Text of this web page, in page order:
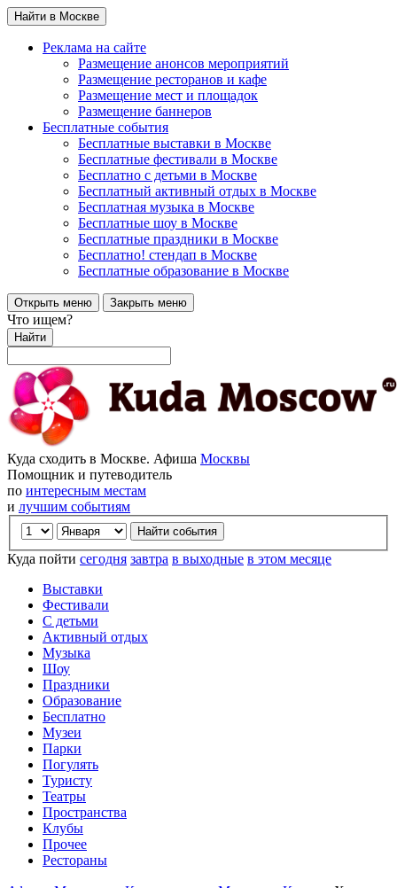
Найти в Москве
Реклама на сайте
Размещение анонсов мероприятий
Размещение ресторанов и кафе
Размещение мест и площадок
Размещение баннеров
Бесплатные события
Бесплатные выставки в Москве
Бесплатные фестивали в Москве
Бесплатно с детьми в Москве
Бесплатный активный отдых в Москве
Бесплатная музыка в Москве
Бесплатные шоу в Москве
Бесплатные праздники в Москве
Бесплатно! стендап в Москве
Бесплатные образование в Москве
Открыть меню Закрыть меню
Что ищем?
Найти
Куда сходить в Москве. Афиша Москвы
Помощник и путеводитель
по интересным местам
и лучшим событиям
Куда пойти сегодня завтра в выходные в этом месяце
Выставки
Фестивали
С детьми
Активный отдых
Музыка
Шоу
Праздники
Образование
Бесплатно
Музеи
Парки
Погулять
Туристу
Театры
Пространства
Клубы
Прочее
Рестораны